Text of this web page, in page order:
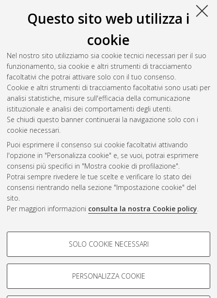
Questo sito web utilizza i
cookie
Nel nostro sito utilizziamo sia cookie tecnici necessari per il suo
funzionamento, sia cookie e altri strumenti di tracciamento
facoltativi che potrai attivare solo con il tuo consenso.
Cookie e altri strumenti di tracciamento facoltativi sono usati per
analisi statistiche, misure sull'efficacia della comunicazione
istituzionale e analisi dei comportamenti degli utenti.
Se chiudi questo banner continuerai la navigazione solo con i
cookie necessari.
Puoi esprimere il consenso sui cookie facoltativi attivando
l'opzione in "Personalizza cookie" e, se vuoi, potrai esprimere
consensi più specifici in "Mostra cookie di profilazione".
Potrai sempre rivedere le tue scelte e verificare lo stato dei
consensi rientrando nella sezione "Impostazione cookie" del
sito.
Per maggiori informazioni consulta la nostra Cookie policy.
COOKIE DI PROFILAZIONE -
Si tratta di cookie utilizzati per analizzare le caratteristiche della
navigazione degli utenti, creare profili in base al loro comportamento
Mostra cookie di profilazione
SOLO COOKIE NECESSARI
PERSONALIZZA COOKIE
Jaugaite, Rimante(2025)Beyond remembrance:
commemorating the Srebrenica genocide through coffee
, [Dissertation thesis], Alma Mater Studiorum Università
di Bologna. Dottorato di ricerca inStorie, culture e politiche
del globale, 37 Ciclo. DOI
10.48676/unibo/amsdottorato/11841.
Questa lista e' stata generata il Thu Aug 6 20:35:43 2026
Atom
Rss 1.0
Rss 2.0
ISSN: 2038-7946
Impostazioni Cookie
Informativa sulla privacy
Condizioni d’uso del sito